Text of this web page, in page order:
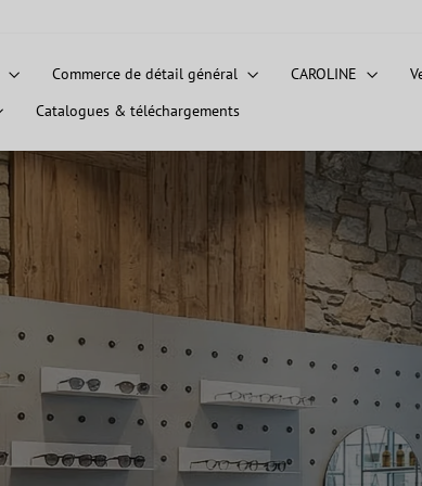
Commerce de détail général CAROLINE
Catalogues & téléchargements